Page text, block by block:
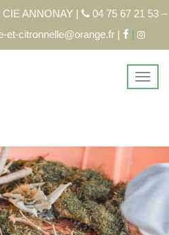
ANNONAY |
04 75 67 21 53 –
et-citronnelle@orange.fr | |